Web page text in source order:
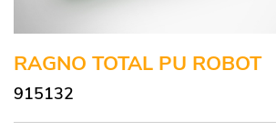
RAGNO TOTAL PU ROBOT
915132